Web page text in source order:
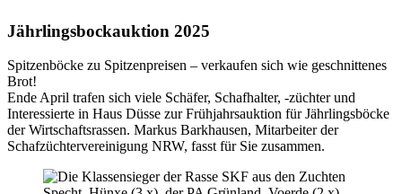
Jährlingsbockauktion 2025
Spitzenböcke zu Spitzenpreisen – verkaufen sich wie geschnittenes
Brot!
Ende April trafen sich viele Schäfer, Schafhalter, -züchter und
Interessierte in Haus Düsse zur Frühjahrsauktion für Jährlingsböcke
der Wirtschaftsrassen. Markus Barkhausen, Mitarbeiter der
Schafzüchtervereinigung NRW, fasst für Sie zusammen.